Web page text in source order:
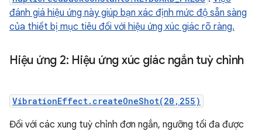
đánh giá hiệu ứng này giúp bạn xác định mức độ sẵn sàng
của thiết bị mục tiêu đối với hiệu ứng xúc giác rõ ràng.
Hiệu ứng 2: Hiệu ứng xúc giác ngắn tuỳ chỉnh
VibrationEffect.createOneShot(20,255)
Đối với các xung tuỳ chỉnh đơn ngắn, ngưỡng tối đa được